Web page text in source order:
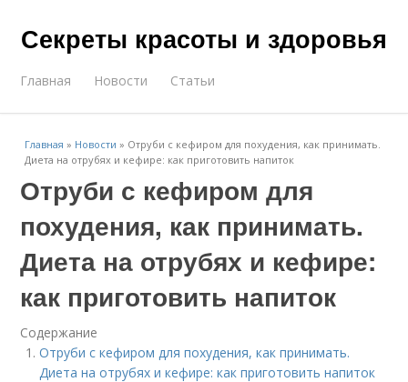
Секреты красоты и здоровья
Главная Новости Статьи
Главная » Новости » Отруби с кефиром для похудения, как принимать.
Диета на отрубях и кефире: как приготовить напиток
Отруби с кефиром для
похудения, как принимать.
Диета на отрубях и кефире:
как приготовить напиток
Содержание
Отруби с кефиром для похудения, как принимать.
Диета на отрубях и кефире: как приготовить напиток